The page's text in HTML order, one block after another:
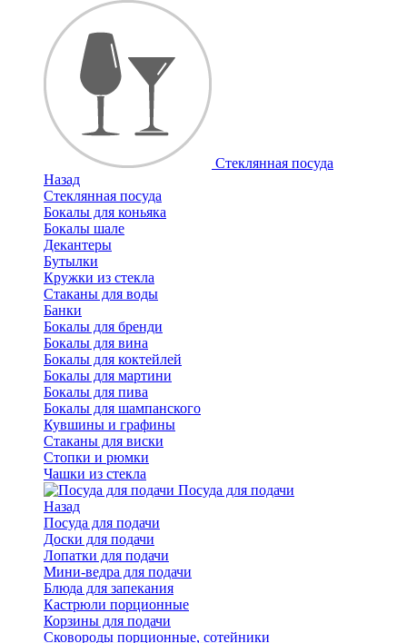
Стеклянная посуда
Назад
Стеклянная посуда
Бокалы для коньяка
Бокалы шале
Декантеры
Бутылки
Кружки из стекла
Стаканы для воды
Банки
Бокалы для бренди
Бокалы для вина
Бокалы для коктейлей
Бокалы для мартини
Бокалы для пива
Бокалы для шампанского
Кувшины и графины
Стаканы для виски
Стопки и рюмки
Чашки из стекла
Посуда для подачи
Назад
Посуда для подачи
Доски для подачи
Лопатки для подачи
Мини-ведра для подачи
Блюда для запекания
Кастрюли порционные
Корзины для подачи
Сковороды порционные, сотейники